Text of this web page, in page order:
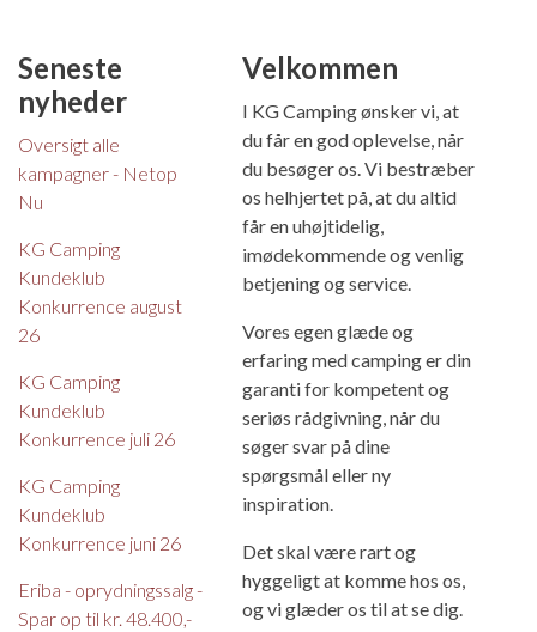
Seneste
nyheder
Oversigt alle
kampagner - Netop
Nu
KG Camping
Kundeklub
Konkurrence august
26
KG Camping
Kundeklub
Konkurrence juli 26
KG Camping
Kundeklub
Konkurrence juni 26
Eriba - oprydningssalg -
Spar op til kr. 48.400,-
Velkommen
I KG Camping ønsker vi, at
du får en god oplevelse, når
du besøger os. Vi bestræber
os helhjertet på, at du altid
får en uhøjtidelig,
imødekommende og venlig
betjening og service.
Vores egen glæde og
erfaring med camping er din
garanti for kompetent og
seriøs rådgivning, når du
søger svar på dine
spørgsmål eller ny
inspiration.
Det skal være rart og
hyggeligt at komme hos os,
og vi glæder os til at se dig.